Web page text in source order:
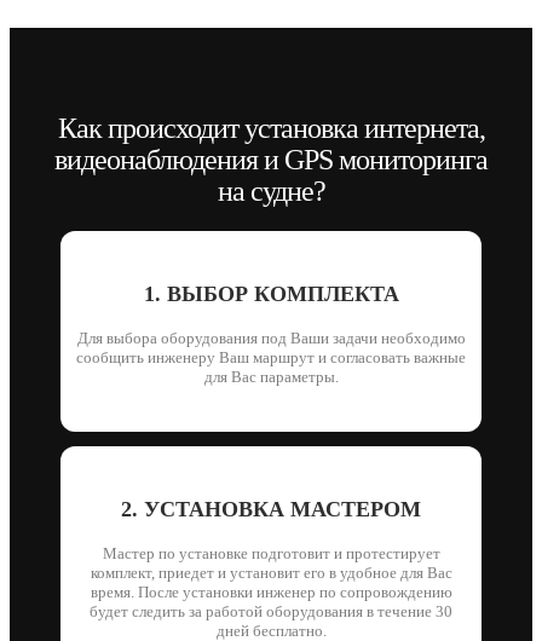
Как происходит установка интернета,
видеонаблюдения и GPS мониторинга
на судне?
1. ВЫБОР КОМПЛЕКТА
Для выбора оборудования под Ваши задачи необходимо
сообщить инженеру Ваш маршрут и согласовать важные
для Вас параметры.
2. УСТАНОВКА МАСТЕРОМ
Мастер по установке подготовит и протестирует
комплект, приедет и установит его в удобное для Вас
время. После установки инженер по сопровождению
будет следить за работой оборудования в течение 30
дней бесплатно.